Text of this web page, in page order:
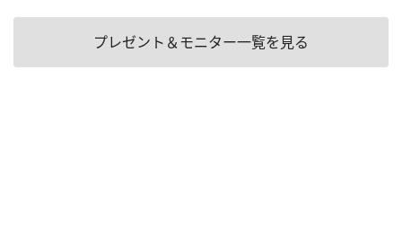
プレゼント＆モニター一覧を見る